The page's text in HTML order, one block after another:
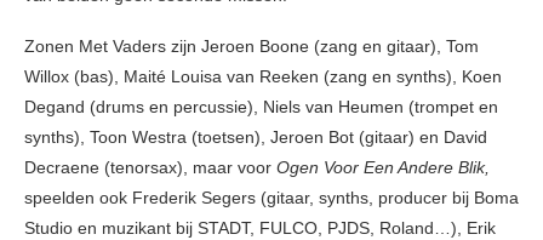
Zonen Met Vaders zijn Jeroen Boone (zang en gitaar), Tom
Willox (bas), Maité Louisa van Reeken (zang en synths), Koen
Degand (drums en percussie), Niels van Heumen (trompet en
synths), Toon Westra (toetsen), Jeroen Bot (gitaar) en David
Decraene (tenorsax), maar voor Ogen Voor Een Andere Blik,
speelden ook Frederik Segers (gitaar, synths, producer bij Boma
Studio en muzikant bij STADT, FULCO, PJDS, Roland…), Erik